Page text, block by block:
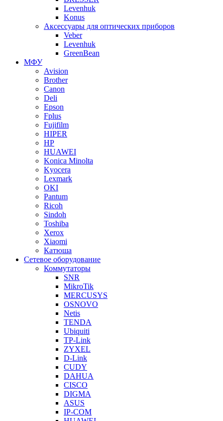
Levenhuk
Konus
Аксессуары для оптических приборов
Veber
Levenhuk
GreenBean
МФУ
Avision
Brother
Canon
Deli
Epson
Fplus
Fujifilm
HIPER
HP
HUAWEI
Konica Minolta
Kyocera
Lexmark
OKI
Pantum
Ricoh
Sindoh
Toshiba
Xerox
Xiaomi
Катюша
Сетевое оборудование
Коммутаторы
SNR
MikroTik
MERCUSYS
OSNOVO
Netis
TENDA
Ubiquiti
TP-Link
ZYXEL
D-Link
CUDY
DAHUA
CISCO
DIGMA
ASUS
IP-COM